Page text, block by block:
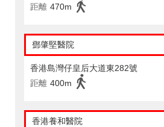
距離 470m
鄧肇堅醫院
香港島灣仔皇后大道東282號
距離 400m
香港養和醫院